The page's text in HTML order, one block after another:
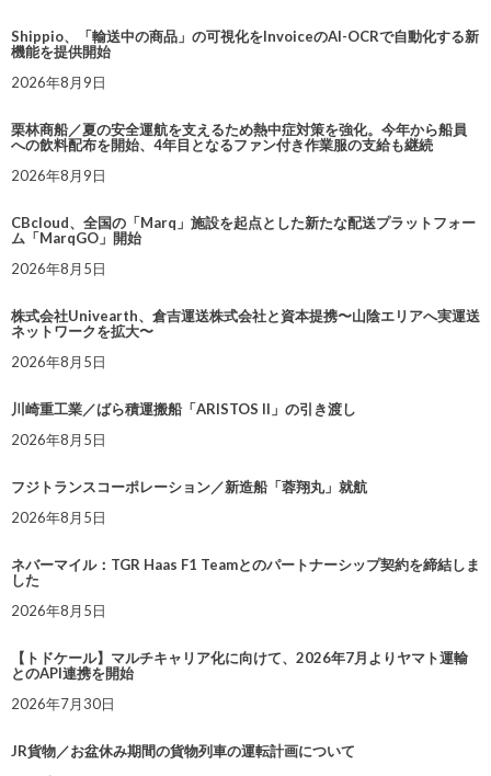
Shippio、「輸送中の商品」の可視化をInvoiceのAI-OCRで自動化する新
機能を提供開始
2026年8月9日
栗林商船／夏の安全運航を支えるため熱中症対策を強化。今年から船員
への飲料配布を開始、4年目となるファン付き作業服の支給も継続
2026年8月9日
CBcloud、全国の「Marq」施設を起点とした新たな配送プラットフォー
ム「MarqGO」開始
2026年8月5日
株式会社Univearth、倉吉運送株式会社と資本提携〜山陰エリアへ実運送
ネットワークを拡大〜
2026年8月5日
川崎重工業／ばら積運搬船「ARISTOS II」の引き渡し
2026年8月5日
フジトランスコーポレーション／新造船「蓉翔丸」就航
2026年8月5日
ネバーマイル：TGR Haas F1 Teamとのパートナーシップ契約を締結しま
した
2026年8月5日
【トドケール】マルチキャリア化に向けて、2026年7月よりヤマト運輸
とのAPI連携を開始
2026年7月30日
JR貨物／お盆休み期間の貨物列車の運転計画について